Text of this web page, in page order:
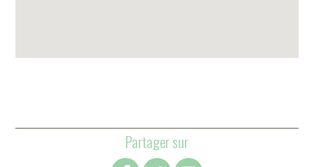
Partager sur